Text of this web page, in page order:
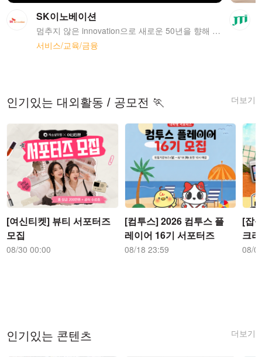
SK이노베이션
멈추지 않은 innovation으로 새로운 50년을 향해 나아가겠습니다. Exploring the Energy Frontiers 지난 50여 년 동안 대한민국 에너지 산업을 선도해 온 SK이노베이션은 일찌감치 해외 자원개발 분야에 진출하여 베트남, 페루, 미국 등지에서 사업을 잇달아 성공시킴으로써 세계 자원개발시장에서 주목 받는 기업으로 성장하였습니다. 오늘도 세계 11개국 14개 광구에서 세계적 에너지기업들과 경쟁하며 에너지자립의 꿈을 키워가고 있습니다. Pioneering the World of Opportunities 끊임없는 혁신과 기술개발 투자를 통해 SK이노베이션은 신에너지 분야에서 세계 일류 수준의 Technology Leadership을 확보하고 있습니다. 특히 세계적 수준의 기술력을 자랑하는 전기자동차용 배터리 분야에서 글로벌 자동차 메이커와 공급계약을 체결함으로써 본격적인 세계시장 진출의 교두보를 마련하였습니다. Developing Future Flagship Technologies 세계는 대표적인 온실가스인 이산화탄소를 바다 속이나 땅 밑에 저장하는 CCS(Carbon Capture & Storage) 기술과 이를 저감하는 기술을 개발하고 있습니다. SK이노베이션은 이러한 이산화탄소를 자원으로 재생산하는 CCU (Carbon Conversion & Utilization) 기술 개발로 지구온난화 방지 및 신소재 생산에 집중하고 있습니다. 미래를 개척하는 기술, SK이노베이션이 개발하고 있습니다. Sharing Success and Delivering Happiness SK이노베이션은 세상의 행복 극대화를 위해 지속적인 사회공헌 활동을 펼치고 있습니다. SK이노베이션의 사회공헌활동은 단순히 기업의 이익을 사회에 환원하는 것이 아니라 기업도 사회구성원이라는 인식 아래 지속적인 의무와 역할을 수행하는 것을 의미합니다. 특히, 단순한 기부나 일회성 지원이 아닌 근본적인 사회문제에 대한 고민과, 이에 대한 해결노력을 통해 사회변화와 가치 창출에 기여하고 있습니다.
서비스/교육/금융
더보기
인기있는 대외활동 / 공모전 🏃
[여신티켓] 뷰티 서포터즈
모집
08/30 00:00
[컴투스] 2026 컴투스 플
레이어 16기 서포터즈
08/18 23:59
[잡
크
즈
08/
더보기
인기있는 콘텐츠